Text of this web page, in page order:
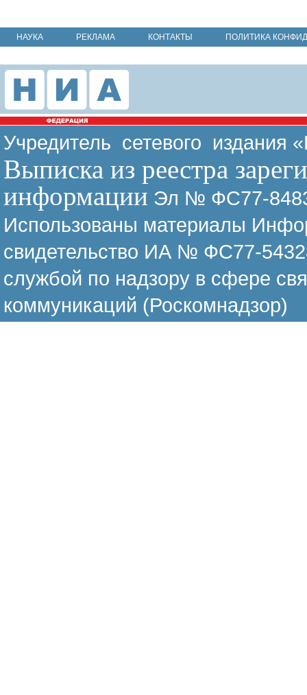
НАУКА РЕКЛАМА КОНТАКТЫ ПОЛИТИКА
Учредитель сетевого издания
Выписка из реестра
информации Эл № ФС77-
Использованы материалы
свидетельство ИА № ФС77-
службой по надзору в сфере
коммуникаций (Роскомнадзор)